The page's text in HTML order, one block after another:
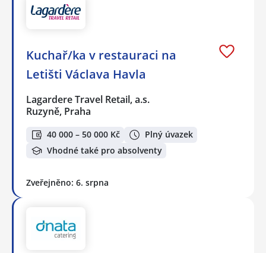
Kuchař/ka v restauraci na
Letišti Václava Havla
Lagardere Travel Retail, a.s.
Ruzyně, Praha
40 000 – 50 000 Kč
Plný úvazek
Vhodné také pro absolventy
Zveřejněno: 6. srpna